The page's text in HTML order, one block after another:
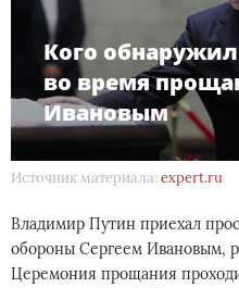
Кого
во время
Ивановым
Источник материала: expert.ru
Владимир Путин приехал
обороны Сергеем Ивановым,
Церемония прощания